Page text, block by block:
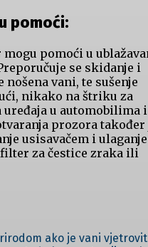
pomoći:
pomoći u
se skidanje i
vani, te sušenje
nikako na štriku za
u automobilima i
prozora također
usisavačem i
za čestice zraka ili
ako je vani